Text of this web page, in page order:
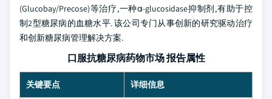
(Glucobay/Precose)等治疗,一种α-glucosidase抑制剂,有助于控
制2型糖尿病的血糖水平. 该公司专门从事创新的研究驱动治疗
和创新糖尿病管理解决方案.
口服抗糖尿病药物市场 报告属性
关键要点 详细信息